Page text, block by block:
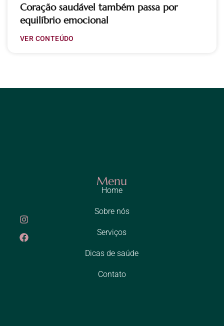
Coração saudável também passa por
equilíbrio emocional
VER CONTEÚDO
Menu
Home
Sobre nós
Serviços
Dicas de saúde
Contato